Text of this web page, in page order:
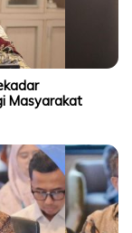
Masyarakat